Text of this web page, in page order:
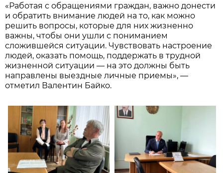
«Работая с обращениями граждан, важно донести
и обратить внимание людей на то, как можно
решить вопросы, которые для них жизненно
важны, чтобы они ушли с пониманием
сложившейся ситуации. Чувствовать настроение
людей, оказать помощь, поддержать в трудной
жизненной ситуации — на это должны быть
направлены выездные личные приемы», —
отметил Валентин Байко.